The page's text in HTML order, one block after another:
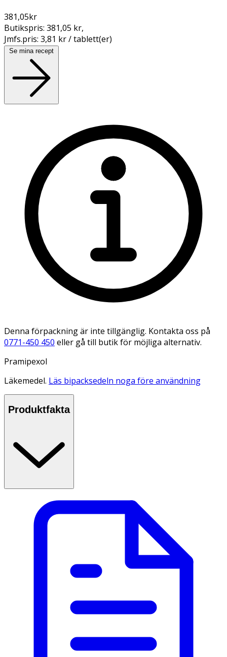
381,05kr
Butikspris: 381,05 kr,
Jmfs.pris: 3,81 kr / tablett(er)
Se mina recept
Denna förpackning är inte tillgänglig. Kontakta oss på
0771-450 450 eller gå till butik för möjliga alternativ.
Pramipexol
Läkemedel. Läs bipacksedeln noga före användning
Produktfakta